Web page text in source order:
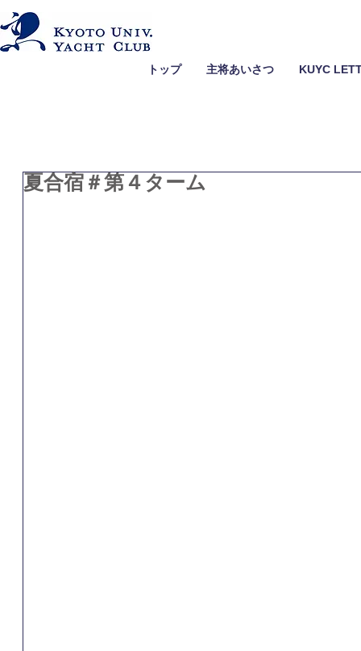
トップ 主将あいさつ KUYC
夏合宿＃第４ターム